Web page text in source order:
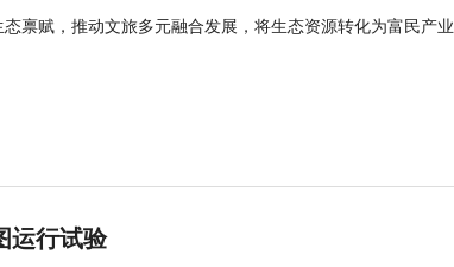
禀赋，推动文旅多元融合发展，将生态资源转化为富民产
运行试验